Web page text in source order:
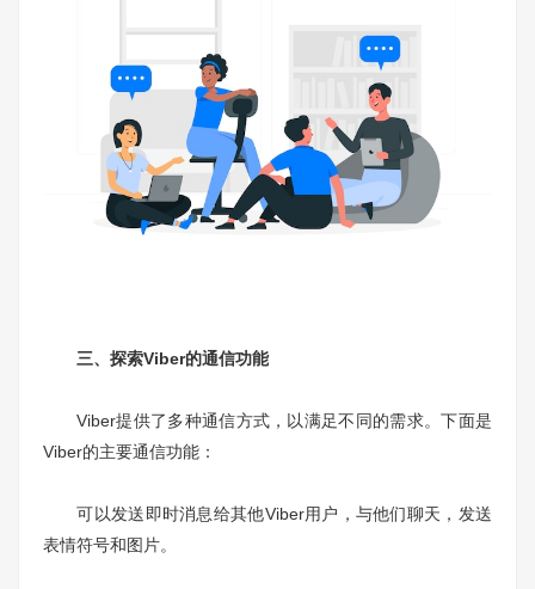
三、探索Viber的通信功能
Viber提供了多种通信方式，以满足不同的需求。下面是
Viber的主要通信功能：
可以发送即时消息给其他Viber用户，与他们聊天，发送
表情符号和图片。